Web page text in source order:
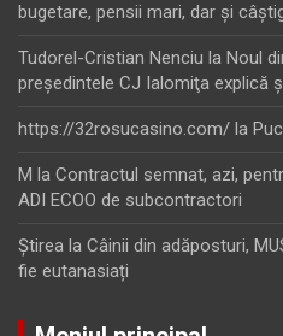
bugetare, pensii mari, dar şi
Tudorel-Cristian Nenciu la Noul
preşedintele CJ Ialomiţa explică
https://32rosucasino.com/ la
M la Contractul semnat, azi,
ADI ECOO de subcontractori
Ştirea la Câinii din adăposturi,
fie eutanasiați